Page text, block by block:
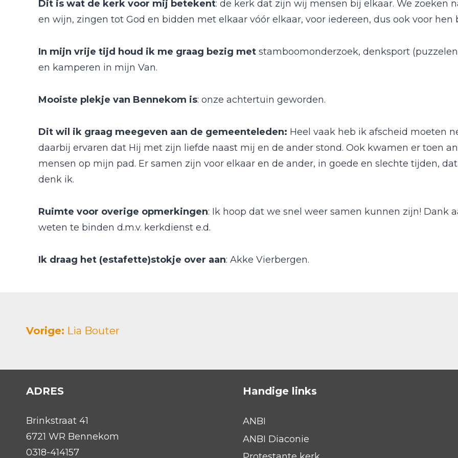
Dit is wat de kerk voor mij betekent: de kerk dat zijn wij mensen bij elkaar. We zoeken
en wijn, zingen tot God en bidden met elkaar vóór elkaar, voor iedereen, dus ook voor hen
In mijn vrije tijd houd ik me graag bezig met stamboomonderzoek, denksport
en kamperen in mijn Van.
Mooiste plekje van Bennekom is: onze achtertuin geworden.
Dit wil ik graag meegeven aan de gemeenteleden: Heel vaak heb ik afscheid moeten
daarbij ervaren dat Hij met zijn liefde naast mij en de ander stond. Ook kwamen er toen
mensen op mijn pad. Er samen zijn voor elkaar en de ander, in goede en slechte tijden,
denk ik.
Ruimte voor overige opmerkingen: Ik hoop dat we snel weer samen kunnen zijn! Dank
weten te binden d.m.v. kerkdienst e.d.
Ik draag het (estafette)stokje over aan: Akke Vierbergen.
Vorige: Lia Bouter
ADRES
Brinkstraat 41
6721 WR Bennekom
0318-414157
Handige links
ANBI
ANBI Diaconie